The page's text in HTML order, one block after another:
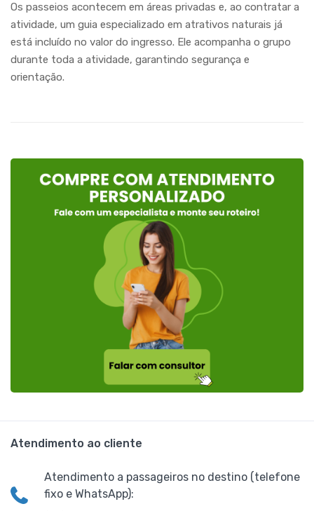
Os passeios acontecem em áreas privadas e, ao contratar a
atividade, um guia especializado em atrativos naturais já
está incluído no valor do ingresso. Ele acompanha o grupo
durante toda a atividade, garantindo segurança e
orientação.
Atendimento ao cliente
Atendimento a passageiros no destino (telefone
fixo e WhatsApp):